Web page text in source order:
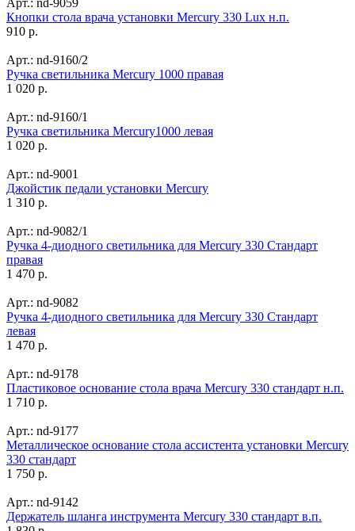
Кнопки стола врача установки Mercury 330 Lux н.п.
910 р.
Арт.: nd-9160/2
Ручка светильника Mercury 1000 правая
1 020 р.
Арт.: nd-9160/1
Ручка светильника Mercury1000 левая
1 020 р.
Арт.: nd-9001
Джойстик педали установки Mercury
1 310 р.
Арт.: nd-9082/1
Ручка 4-диодного светильника для Mercury 330 Стандарт
правая
1 470 р.
Арт.: nd-9082
Ручка 4-диодного светильника для Mercury 330 Стандарт
левая
1 470 р.
Арт.: nd-9178
Пластиковое основание стола врача Mercury 330 стандарт н.п.
1 710 р.
Арт.: nd-9177
Металлическое основание стола ассистента установки Mercury
330 стандарт
1 750 р.
Арт.: nd-9142
Держатель шланга инструмента Mercury 330 стандарт в.п.